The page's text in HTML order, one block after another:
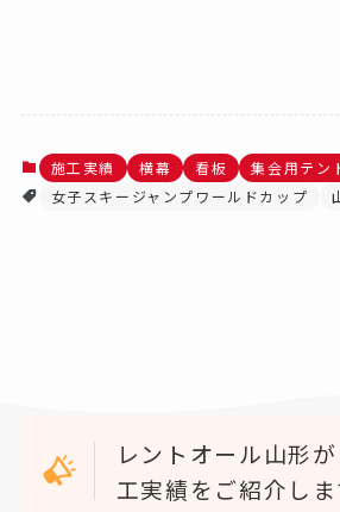
施工実績 横幕 看板 集会用テン
女子スキージャンプワールドカップ
レントオール山形
工実績をご紹介しま